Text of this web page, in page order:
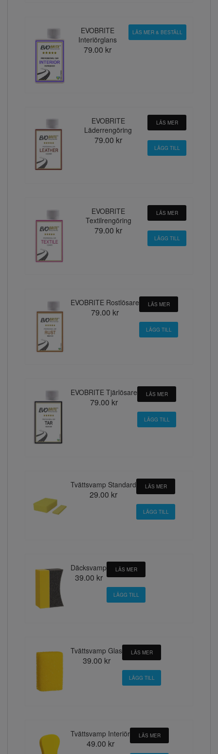
EVOBRITE
Interiörglans
79.00 kr
LÄS MER & BESTÄLL
EVOBRITE
Läderrengöring
79.00 kr
LÄS MER
EVOBRITE
Textilrengöring
79.00 kr
LÄS MER
EVOBRITE Rostlösare
79.00 kr
LÄS MER
EVOBRITE Tjärlösare
79.00 kr
LÄS MER
Tvättsvamp Standard
29.00 kr
LÄS MER
Däcksvamp
39.00 kr
LÄS MER
Tvättsvamp Glas
39.00 kr
LÄS MER
Tvättsvamp Interiör
49.00 kr
LÄS MER